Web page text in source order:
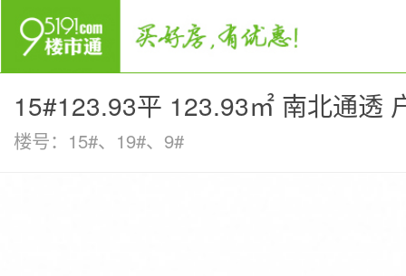
15#123.93平 123.93㎡ 南北通透
楼号：15#、19#、9#